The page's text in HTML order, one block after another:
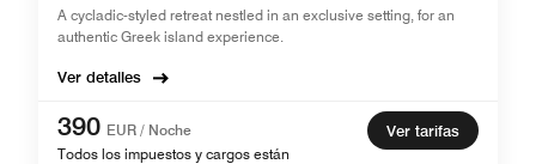
A cycladic-styled retreat nestled in an exclusive setting, for an
authentic Greek island experience.
Ver detalles
390 EUR / Noche
Todos los impuestos y cargos están
Ver tarifas